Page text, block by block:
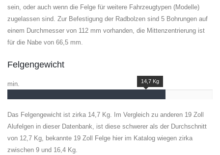
sein, oder auch wenn die Felge für weitere Fahrzeugtypen (Modelle)
zugelassen sind. Zur Befestigung der Radbolzen sind 5 Bohrungen auf
einem Durchmesser von 112 mm vorhanden, die Mittenzentrierung ist
für die Nabe von 66,5 mm.
Felgengewicht
min. 14,7 Kg
Das Felgengewicht ist zirka 14,7 Kg. Im Vergleich zu anderen 19 Zoll
Alufelgen in dieser Datenbank, ist diese schwerer als der Durchschnitt
von 12,7 Kg, bekannte 19 Zoll Felge hier im Katalog wiegen zirka
zwischen 9 und 16,4 Kg.